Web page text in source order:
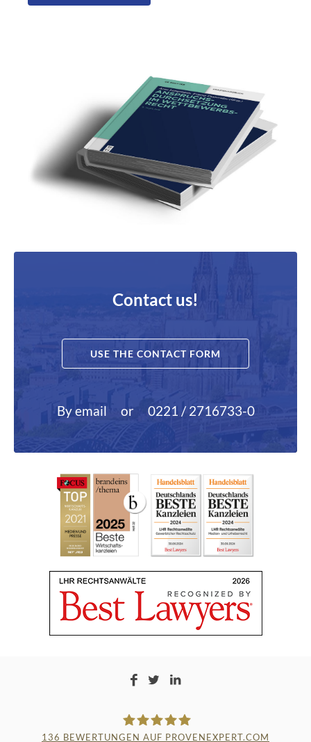
Contact us!
USE THE CONTACT FORM
By email or 0221 / 2716733-0
136 BEWERTUNGEN AUF PROVENEXPERT.COM